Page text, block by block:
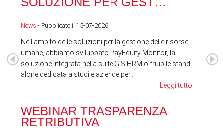
News - Pubblicato il 15-07-2026
Nell'ambito delle soluzioni per la gestione delle risorse
umane, abbiamo sviluppato PayEquity Monitor, la
soluzione integrata nella suite GIS HRM o fruibile stand
alone dedicata a studi e aziende per...
Leggi tutto
WEBINAR TRASPARENZA
RETRIBUTIVA